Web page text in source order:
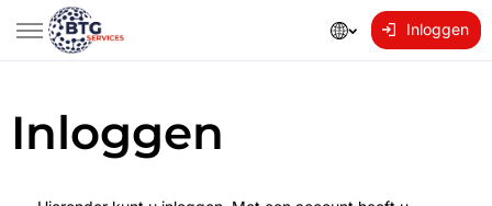
Inloggen
Inloggen